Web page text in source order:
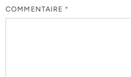
COMMENTAIRE *